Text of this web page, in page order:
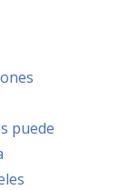
puede